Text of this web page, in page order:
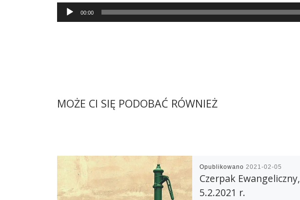
Audio
Player
00:00
MOŻE CI SIĘ PODOBAĆ RÓWNIEŻ
Opublikowano 2021-02-05
Czerpak Ewangeliczny,
5.2.2021 r.